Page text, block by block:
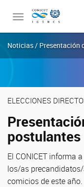
Toggle
Noticias / Presentación
ELECCIONES
postulantes
El CONICET informa
los/as
comicios de este año.